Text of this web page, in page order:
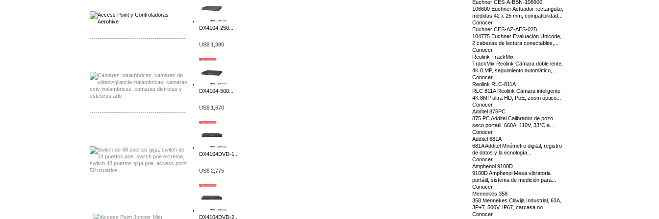
-------------------------------------------------
-------------------------------------------------
-------------------------------------------------
DX4104-250...
US$ 1,380
DX4104-500...
US$ 1,670
DX4104DVD-1...
US$ 2,775
DX4104DVD-2...
Euchner CES-A-BBN-106600
106600 Euchner Actuador rectangular,
medidas 42 x 25 mm, compatibilidad...
Conocer
Euchner CES-AZ-AES-02B
104775 Euchner Evaluación Unicode,
2 cabezas de lectura conectables,...
Conocer
Reolink TrackMix
TrackMix Reolink Cámara doble lente,
4K 8 MP, seguimiento automático,...
Conocer
Reolink RLC-811A
RLC 811A Reolink Cámara inteligente
4K 8MP ultra HD, PoE, zoom óptico...
Conocer
Additel 875PC
875 PC Additel Calibrador de pozo
seco portátil, 660A, 110V, 33°C a...
Conocer
Additel 681A
681A Additel Mnómetro digital, registro
de datos y la ecnología...
Conocer
Amphenol 9100D
9100D Amphenol Mesa vibratoria
portátil, sistema de medición para...
Conocer
Mennekes 358
358 Mennekes Clavija Industrial, 63A,
3P+T, 500V, IP67, carcasa no...
Conocer